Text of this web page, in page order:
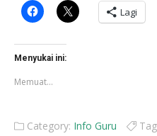
Klik
untuk
Facebook(Membuka
di
jendela
baru)
Klik
untuk
berbagi
Lagi
Menyukai ini:
Memuat...
Category: Info Guru